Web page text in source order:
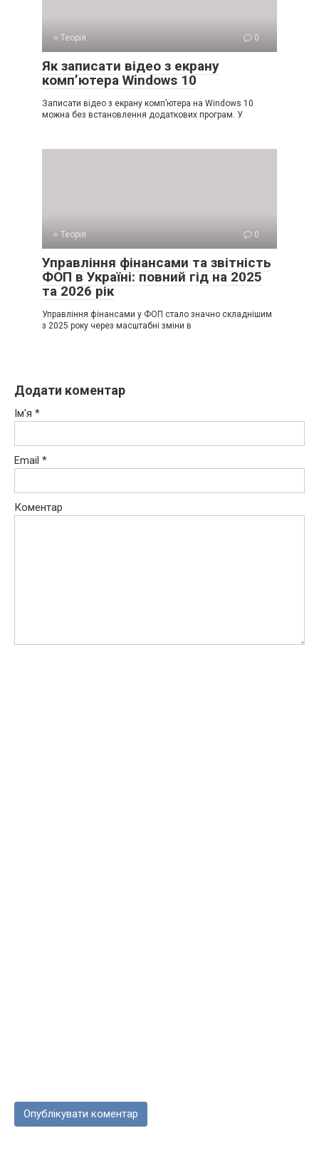
⭐ Теорія 0
Як записати відео з екрану
комп’ютера Windows 10
Записати відео з екрану комп’ютера на Windows 10
можна без встановлення додаткових програм. У
⭐ Теорія 0
Управління фінансами та звітність
ФОП в Україні: повний гід на 2025
та 2026 рік
Управління фінансами у ФОП стало значно складнішим
з 2025 року через масштабні зміни в
Додати коментар
Ім'я *
Email *
Коментар